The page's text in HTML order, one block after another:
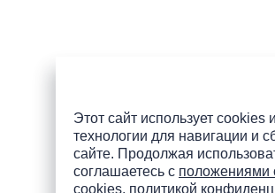
Этот сайт использует cookies
технологии для навигации и
сайте. Продолжая
соглашаетесь с положениями
cookies, политикой